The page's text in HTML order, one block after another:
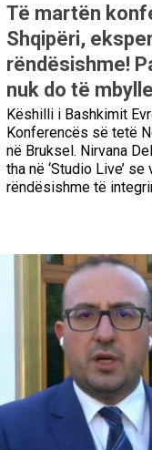
Të martën
Shqipëri,
rëndësishme!
nuk do të
Këshilli i Bashkimit
Konferencës së tetë
në Bruksel. Nirvana
tha në ‘Studio Live’
rëndësishme të